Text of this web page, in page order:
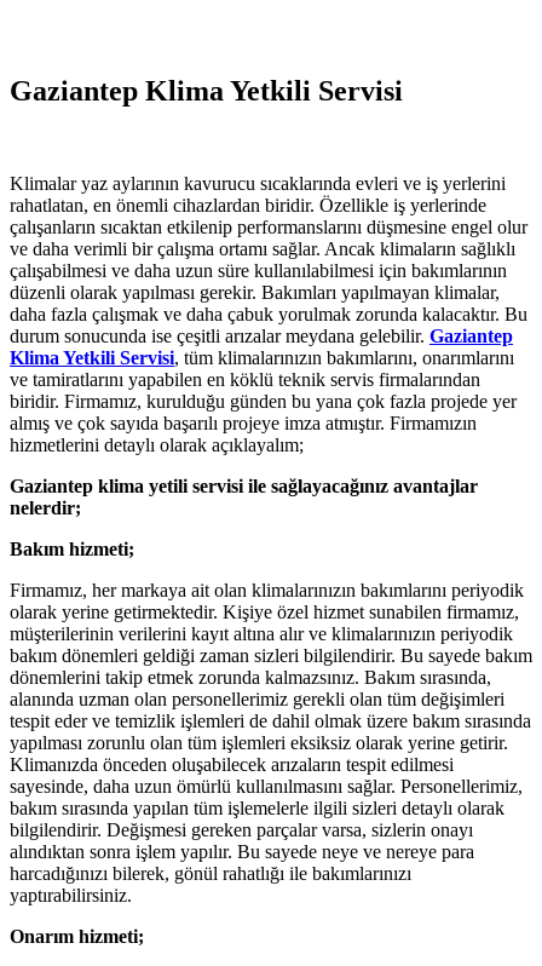
Gaziantep Klima Yetkili Servisi
Klimalar yaz aylarının kavurucu sıcaklarında evleri ve iş yerlerini
rahatlatan, en önemli cihazlardan biridir. Özellikle iş yerlerinde
çalışanların sıcaktan etkilenip performanslarını düşmesine engel olur
ve daha verimli bir çalışma ortamı sağlar. Ancak klimaların sağlıklı
çalışabilmesi ve daha uzun süre kullanılabilmesi için bakımlarının
düzenli olarak yapılması gerekir. Bakımları yapılmayan klimalar,
daha fazla çalışmak ve daha çabuk yorulmak zorunda kalacaktır. Bu
durum sonucunda ise çeşitli arızalar meydana gelebilir. Gaziantep
Klima Yetkili Servisi, tüm klimalarınızın bakımlarını, onarımlarını
ve tamiratlarını yapabilen en köklü teknik servis firmalarından
biridir. Firmamız, kurulduğu günden bu yana çok fazla projede yer
almış ve çok sayıda başarılı projeye imza atmıştır. Firmamızın
hizmetlerini detaylı olarak açıklayalım;
Gaziantep klima yetili servisi ile sağlayacağınız avantajlar
nelerdir;
Bakım hizmeti;
Firmamız, her markaya ait olan klimalarınızın bakımlarını periyodik
olarak yerine getirmektedir. Kişiye özel hizmet sunabilen firmamız,
müşterilerinin verilerini kayıt altına alır ve klimalarınızın periyodik
bakım dönemleri geldiği zaman sizleri bilgilendirir. Bu sayede bakım
dönemlerini takip etmek zorunda kalmazsınız. Bakım sırasında,
alanında uzman olan personellerimiz gerekli olan tüm değişimleri
tespit eder ve temizlik işlemleri de dahil olmak üzere bakım sırasında
yapılması zorunlu olan tüm işlemleri eksiksiz olarak yerine getirir.
Klimanızda önceden oluşabilecek arızaların tespit edilmesi
sayesinde, daha uzun ömürlü kullanılmasını sağlar. Personellerimiz,
bakım sırasında yapılan tüm işlemelerle ilgili sizleri detaylı olarak
bilgilendirir. Değişmesi gereken parçalar varsa, sizlerin onayı
alındıktan sonra işlem yapılır. Bu sayede neye ve nereye para
harcadığınızı bilerek, gönül rahatlığı ile bakımlarınızı
yaptırabilirsiniz.
Onarım hizmeti;